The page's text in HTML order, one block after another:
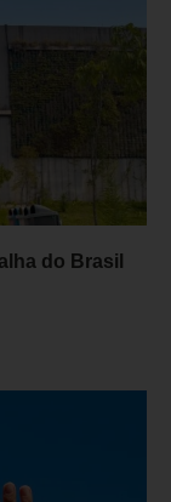
do Brasil